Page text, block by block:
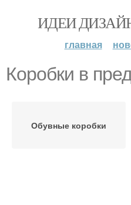
ИДЕИ
главная
Коробки в
Обувные коробки